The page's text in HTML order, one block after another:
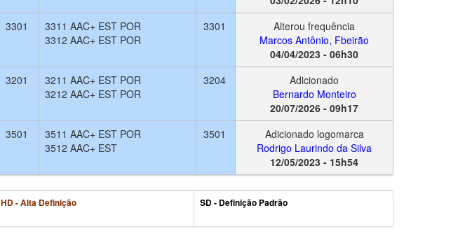
3301
3311 AAC+ EST POR
3312 AAC+ EST POR
3301
Alterou frequência
Marcos Antônio, Fbeirão
04/04/2023 - 06h30
3201
3211 AAC+ EST POR
3212 AAC+ EST POR
3204
Adicionado
Bernardo Monteiro
20/07/2026 - 09h17
3501
3511 AAC+ EST POR
3512 AAC+ EST
3501
Adicionado logomarca
Rodrigo Laurindo da Silva
12/05/2023 - 15h54
HD - Alta Definição SD - Definição Padrão